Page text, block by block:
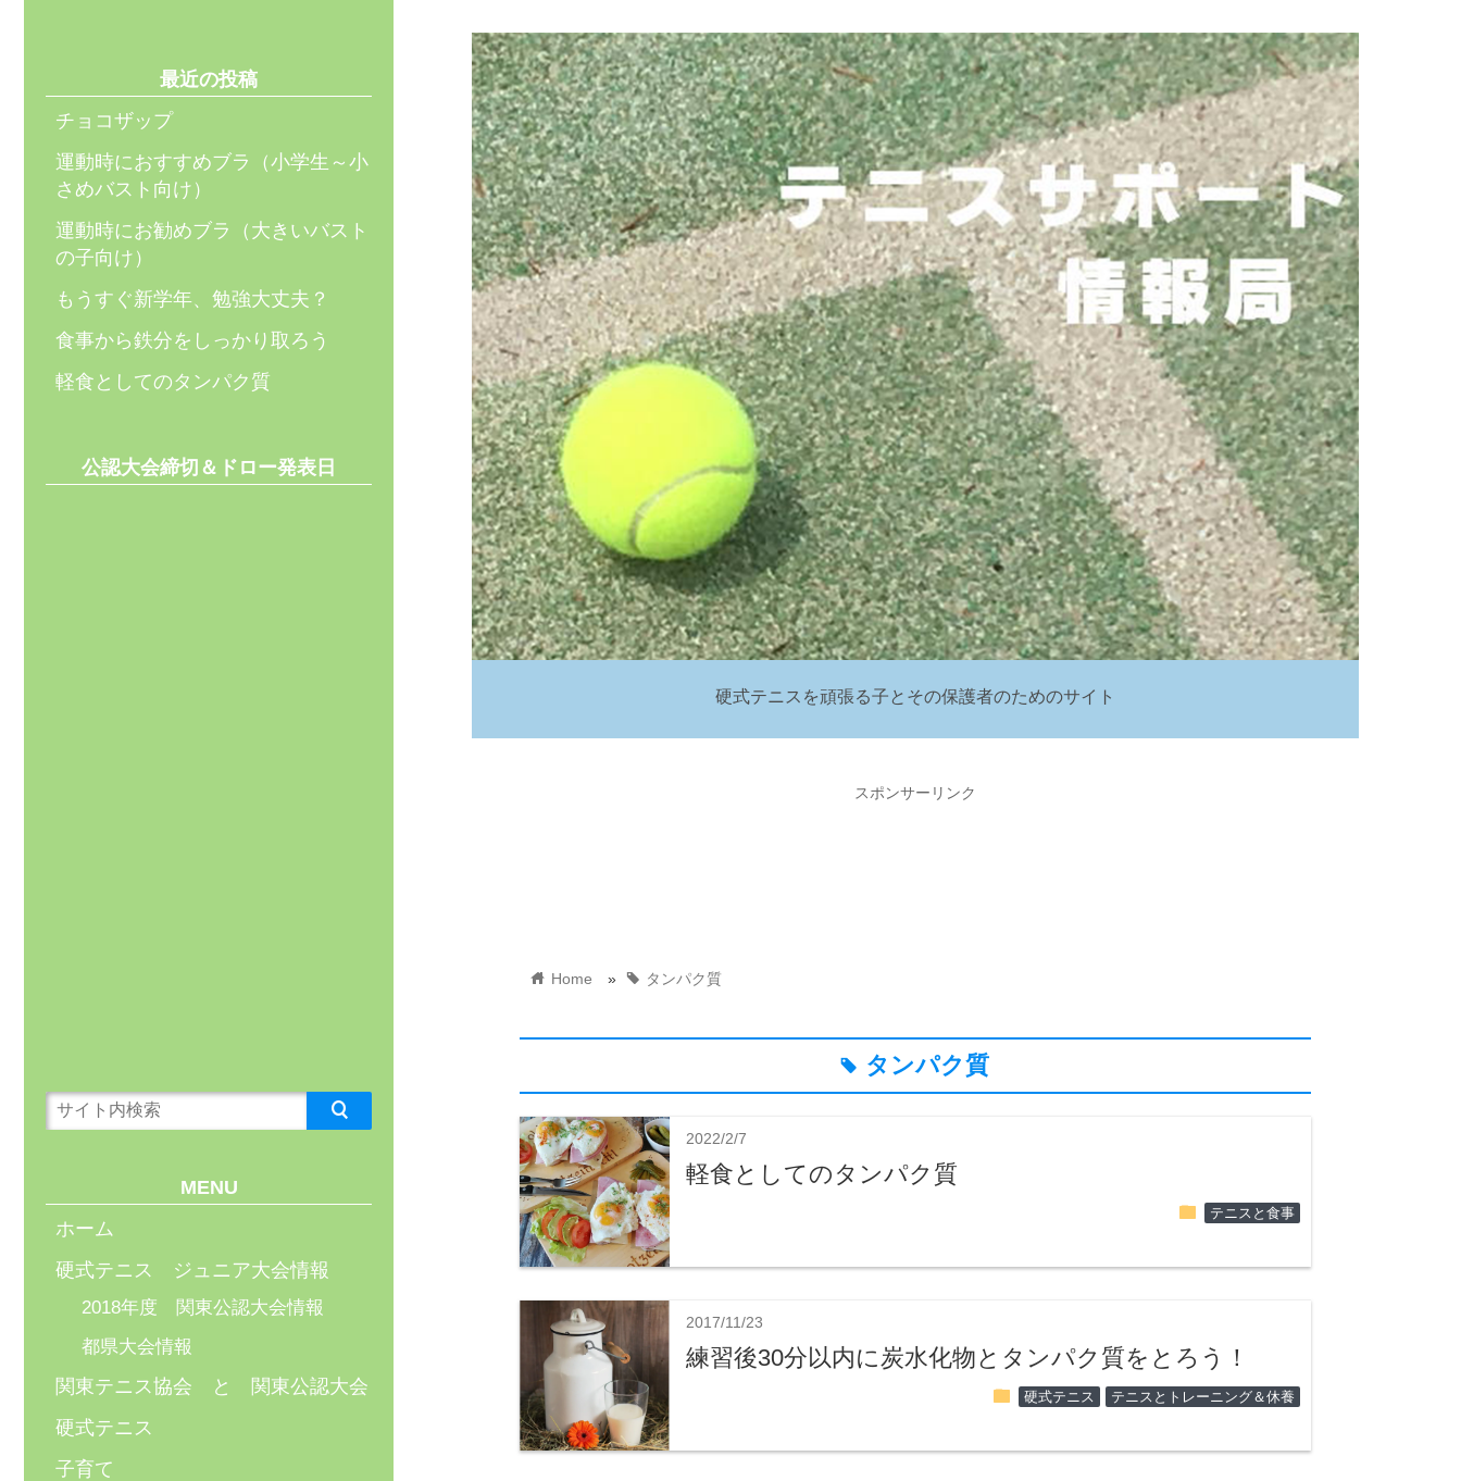
硬式テニスを頑張る子とその保護者のためのサイト
スポンサーリンク
home Home » tag タンパク質
tag タンパク質
2022/2/7
軽食としてのタンパク質
folder テニスと食事
2017/11/23
練習後30分以内に炭水化物とタンパク質をとろう！
folder 硬式テニス テニスとトレーニング＆休養
最近の投稿
チョコザップ
運動時におすすめブラ（小学生～小
さめバスト向け）
運動時にお勧めブラ（大きいバスト
の子向け）
もうすぐ新学年、勉強大丈夫？
食事から鉄分をしっかり取ろう
軽食としてのタンパク質
公認大会締切＆ドロー発表日
MENU
ホーム
硬式テニス ジュニア大会情報
2018年度 関東公認大会情報
都県大会情報
関東テニス協会 と 関東公認大会
硬式テニス
子育て